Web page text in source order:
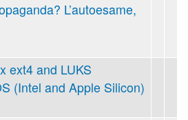
L’autoesame,
ext4 and LUKS
(Intel and Apple Silicon)